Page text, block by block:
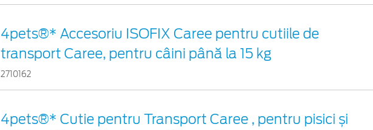
4pets®* Accesoriu ISOFIX Caree pentru cutiile de
transport Caree, pentru câini până la 15 kg
2710162
4pets®* Cutie pentru Transport Caree , pentru pisici și